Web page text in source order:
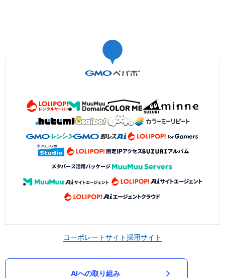
コーポレートサイト採用サイト
AIへの取り組み